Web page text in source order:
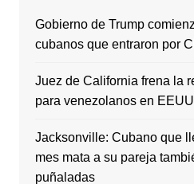
Gobierno de Trump
cubanos que entraron por
Juez de California frena la
para venezolanos en EEUU
Jacksonville: Cubano que
mes mata a su pareja
puñaladas